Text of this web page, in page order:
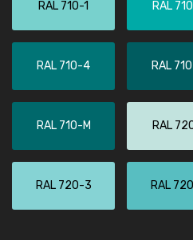
RAL 710-1 RAL
RAL 710-4 RAL
RAL 710-M RAL
RAL 720-3 RAL